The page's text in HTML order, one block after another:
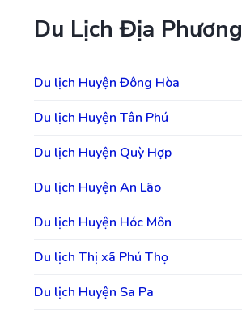
Du Lịch Địa Phương
Du lịch Huyện Đông Hòa
Du lịch Huyện Tân Phú
Du lịch Huyện Quỳ Hợp
Du lịch Huyện An Lão
Du lịch Huyện Hóc Môn
Du lịch Thị xã Phú Thọ
Du lịch Huyện Sa Pa